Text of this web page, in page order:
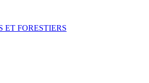
ET FORESTIERS